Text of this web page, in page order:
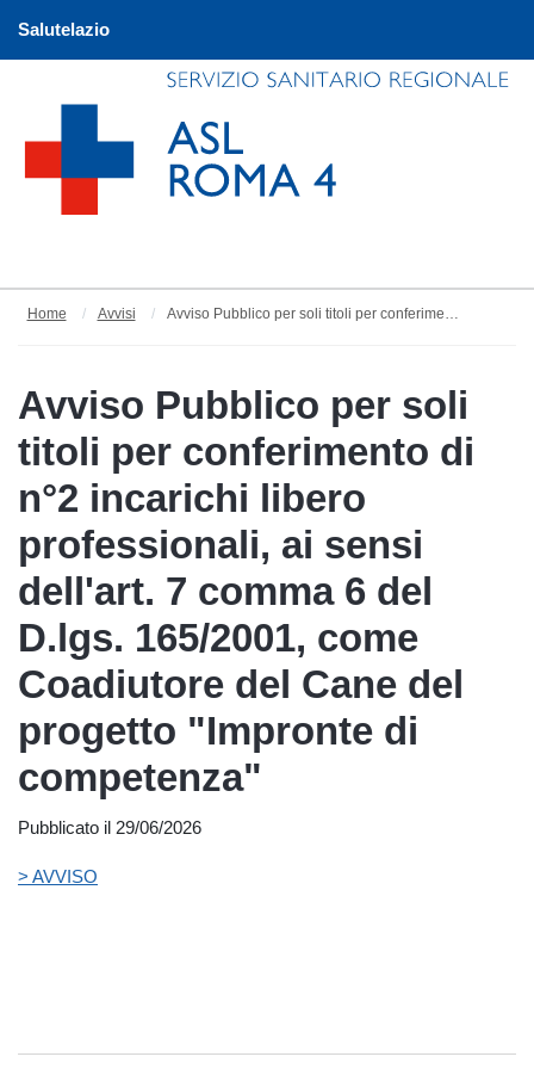
Salutelazio
Home Avvisi Avviso Pubblico per soli titoli per conferimento di n°2 incarichi libero professionali, ai sensi dell'art. 7 comma 6 del D.lgs. 165/2001, come Coadiutore del Cane del progetto "Impronte di competenza"
Avviso Pubblico per soli
titoli per conferimento di
n°2 incarichi libero
professionali, ai sensi
dell'art. 7 comma 6 del
D.lgs. 165/2001, come
Coadiutore del Cane del
progetto "Impronte di
competenza"
Pubblicato il 29/06/2026
> AVVISO